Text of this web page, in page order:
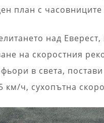
план с часовниците
над
на скоростния
в света,
км/ч, сухопътна